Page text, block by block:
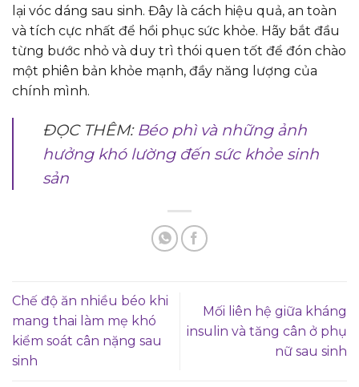
lại vóc dáng sau sinh. Đây là cách hiệu quả, an toàn
và tích cực nhất để hồi phục sức khỏe. Hãy bắt đầu
từng bước nhỏ và duy trì thói quen tốt để đón chào
một phiên bản khỏe mạnh, đầy năng lượng của
chính mình.
ĐỌC THÊM: Béo phì và những ảnh
hưởng khó lường đến sức khỏe sinh
sản
Chế độ ăn nhiều béo khi
mang thai làm mẹ khó
kiểm soát cân nặng sau
sinh
Mối liên hệ giữa kháng
insulin và tăng cân ở phụ
nữ sau sinh